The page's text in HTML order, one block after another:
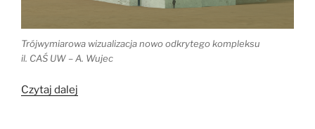
Trójwymiarowa wizualizacja nowo odkrytego kompleksu
il. CAŚ UW – A. Wujec
Czytaj dalej